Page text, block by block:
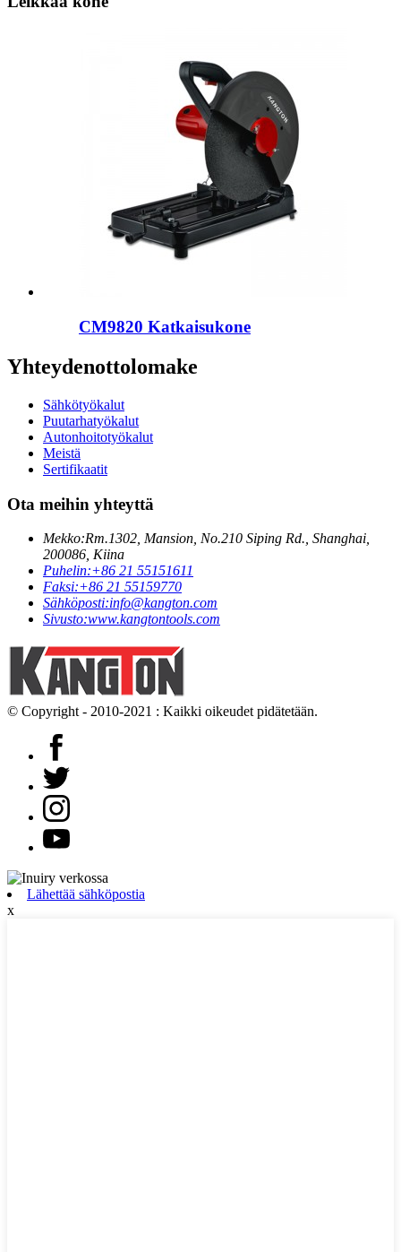
CM9820 Katkaisukone
Yhteydenottolomake
Sähkötyökalut
Puutarhatyökalut
Autonhoitotyökalut
Meistä
Sertifikaatit
Ota meihin yhteyttä
Mekko:Rm.1302, Mansion, No.210 Siping Rd., Shanghai,
200086, Kiina
Puhelin:+86 21 55151611
Faksi:+86 21 55159770
Sähköposti:info@kangton.com
Sivusto:www.kangtontools.com
© Copyright - 2010-2021 : Kaikki oikeudet pidätetään.
Lähettää sähköpostia
x